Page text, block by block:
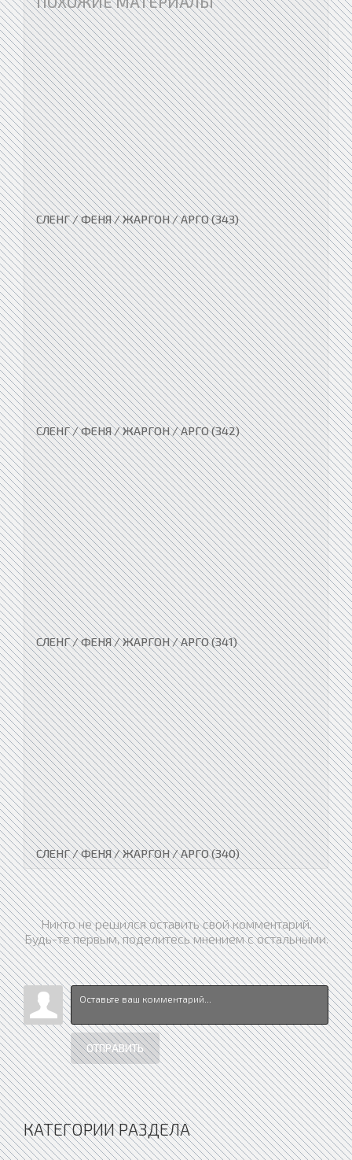
СЛЕНГ / ФЕНЯ / ЖАРГОН / АРГО (343)
СЛЕНГ / ФЕНЯ / ЖАРГОН / АРГО (342)
СЛЕНГ / ФЕНЯ / ЖАРГОН / АРГО (341)
СЛЕНГ / ФЕНЯ / ЖАРГОН / АРГО (340)
Никто не решился оставить свой комментарий.
Будь-те первым, поделитесь мнением с остальными.
ОТПРАВИТЬ
КАТЕГОРИИ РАЗДЕЛА